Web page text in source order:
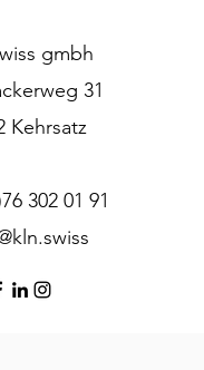
gmbh
31
Kehrsatz
302 01 91